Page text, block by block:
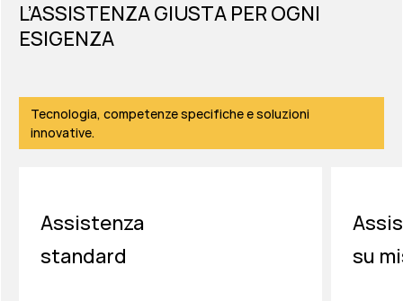
L’ASSISTENZA GIUSTA PER OGNI
ESIGENZA
Tecnologia, competenze specifiche e soluzioni
innovative.
Assistenza
standard
su